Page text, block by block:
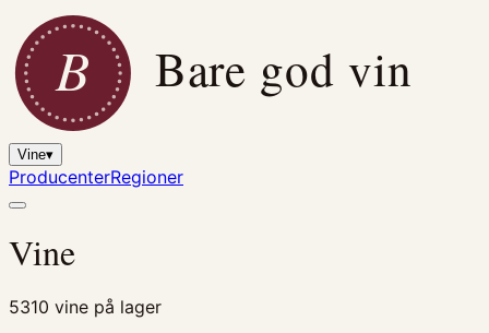
B Bare god vin
Vine▾
ProducenterRegioner
Vine
5310 vine på lager